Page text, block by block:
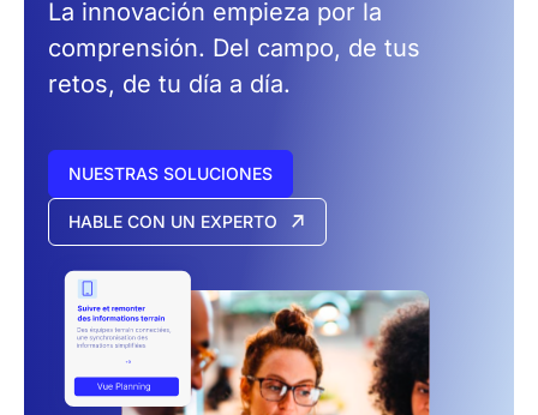
La innovación empieza por la
comprensión. Del campo, de tus
retos, de tu día a día.
NUESTRAS SOLUCIONES
HABLE CON UN EXPERTO